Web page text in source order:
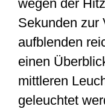
wegen der
Sekunden zur
aufblenden
einen
mittleren
geleuchtet